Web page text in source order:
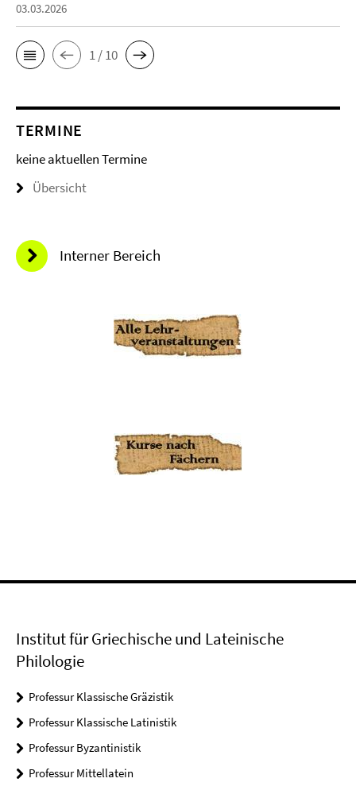
03.03.2026
1 / 10
TERMINE
keine aktuellen Termine
Übersicht
Interner Bereich
Institut für Griechische und Lateinische
Philologie
Professur Klassische Gräzistik
Professur Klassische Latinistik
Professur Byzantinistik
Professur Mittellatein